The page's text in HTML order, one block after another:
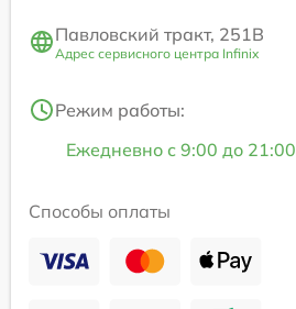
Павловский тракт, 251В
Адрес сервисного центра Infinix
Режим работы:
Ежедневно с 9:00 до 21:00
Способы оплаты